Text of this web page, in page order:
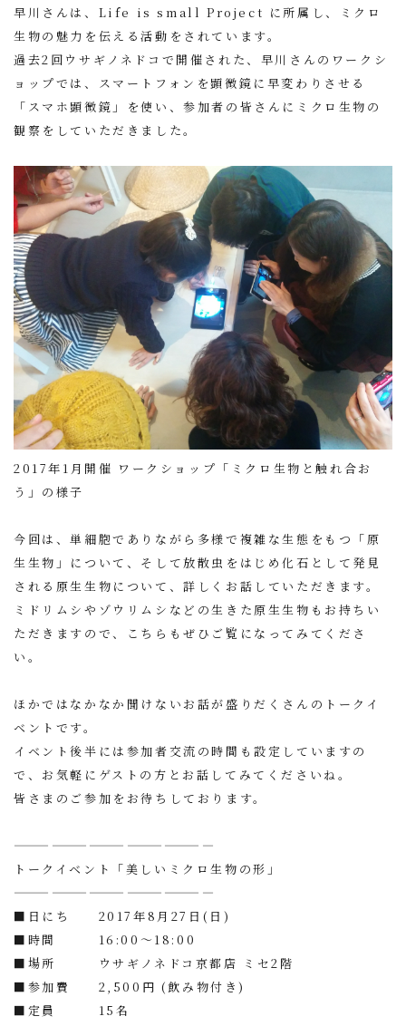
早川さんは、 Life is small Project に所属し、ミクロ
生物の魅力を伝える活動をされています。
過去2回ウサギノネドコで開催された、早川さんのワークシ
ョップでは、スマートフォンを顕微鏡に早変わりさせる
「スマホ顕微鏡」を使い、参加者の皆さんにミクロ生物の
観察をしていただきました。
2017年1月開催 ワークショップ「ミクロ生物と触れ合お
う」の様子
今回は、単細胞でありながら多様で複雑な生態をもつ「原
生生物」について、そして放散虫をはじめ化石として発見
される原生生物について、詳しくお話していただきます。
ミドリムシやゾウリムシなどの生きた原生生物もお持ちい
ただきますので、こちらもぜひご覧になってみてくださ
い。
ほかではなかなか聞けないお話が盛りだくさんのトークイ
ベントです。
イベント後半には参加者交流の時間も設定していますの
で、お気軽にゲストの方とお話してみてくださいね。
皆さまのご参加をお待ちしております。
————————————————
トークイベント「美しいミクロ生物の形」
————————————————
■日にち 2017年8月27日(日)
■時間 16:00〜18:00
■場所 ウサギノネドコ京都店 ミセ2階
■参加費 2,500円 (飲み物付き)
■定員 15名